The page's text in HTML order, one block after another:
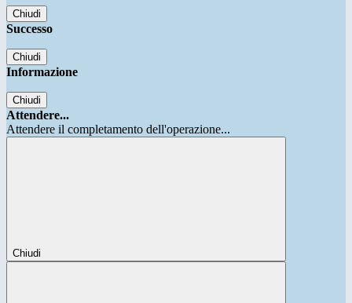
Chiudi
Successo
Chiudi
Informazione
Chiudi
Attendere...
Attendere il completamento dell'operazione...
Chiudi